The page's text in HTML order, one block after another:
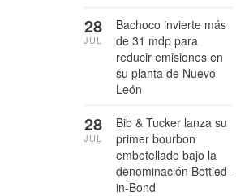
Bachoco invierte más
de 31 mdp para
reducir emisiones en
su planta de Nuevo
León
28
JUL
Bib & Tucker lanza su
primer bourbon
embotellado bajo la
denominación Bottled-
in-Bond
28
JUL